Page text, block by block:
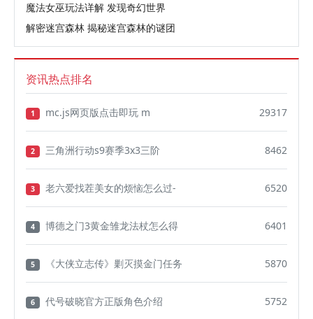
魔法女巫玩法详解 发现奇幻世界
解密迷宫森林 揭秘迷宫森林的谜团
资讯热点排名
1 mc.js网页版点击即玩 m 29317
2 三角洲行动s9赛季3x3三阶 8462
3 老六爱找茬美女的烦恼怎么过- 6520
4 博德之门3黄金雏龙法杖怎么得 6401
5 《大侠立志传》剿灭摸金门任务 5870
6 代号破晓官方正版角色介绍 5752